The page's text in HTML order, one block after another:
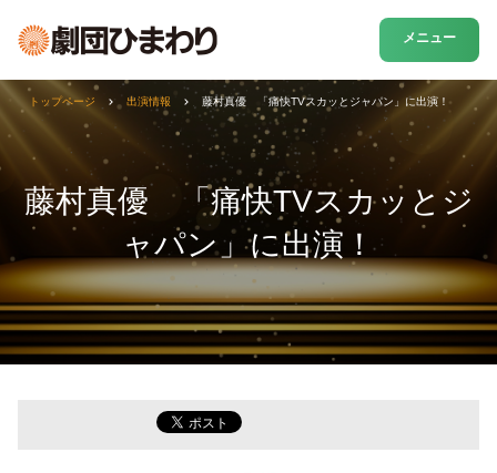
メニュー
藤村真優 「痛快TVスカッとジ
ャパン」に出演！
トップページ 出演情報 藤村真優 「痛快TVスカッとジャパン」に出演！